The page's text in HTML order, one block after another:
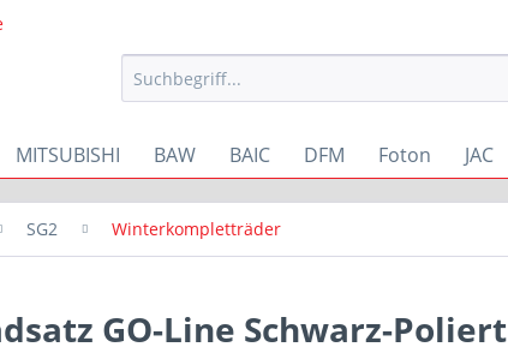
MITSUBISHI BAW BAIC DFM Foton JAC
SG2 Winterkompletträder
GO-Line Schwarz-Poliert